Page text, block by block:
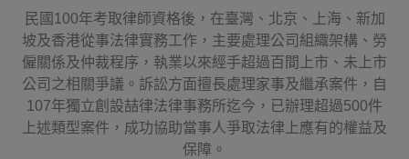
民國100年考取律師資格後，在臺灣、北京、上海、新加
坡及香港從事法律實務工作，主要處理公司組織架構、勞
僱關係及仲裁程序，執業以來經手超過百間上市、未上市
公司之相關爭議。訴訟方面擅長處理家事及繼承案件，自
107年獨立創設喆律法律事務所迄今，已辦理超過500件
上述類型案件，成功協助當事人爭取法律上應有的權益及
保障。